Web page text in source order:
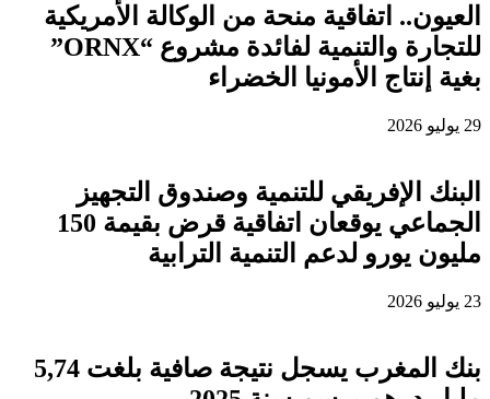
العيون.. اتفاقية منحة من الوكالة الأمريكية
للتجارة والتنمية لفائدة مشروع “ORNX”
بغية إنتاج الأمونيا الخضراء
29 يوليو 2026
البنك الإفريقي للتنمية وصندوق التجهيز
الجماعي يوقعان اتفاقية قرض بقيمة 150
مليون يورو لدعم التنمية الترابية
23 يوليو 2026
بنك المغرب يسجل نتيجة صافية بلغت 5,74